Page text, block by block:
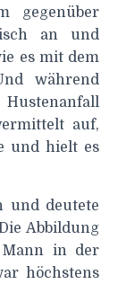
gegenüber
an und
es mit dem
während
auf,
und hielt es
und deutete
Abbildung
Mann in der
höchstens